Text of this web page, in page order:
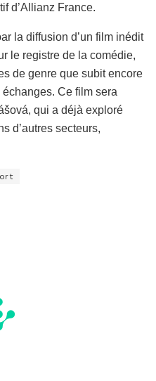
d’Allianz France.
la diffusion d’un film inédit
le registre de la comédie,
de genre que subit encore
Ce film sera
qui a déjà exploré
d’autres secteurs,